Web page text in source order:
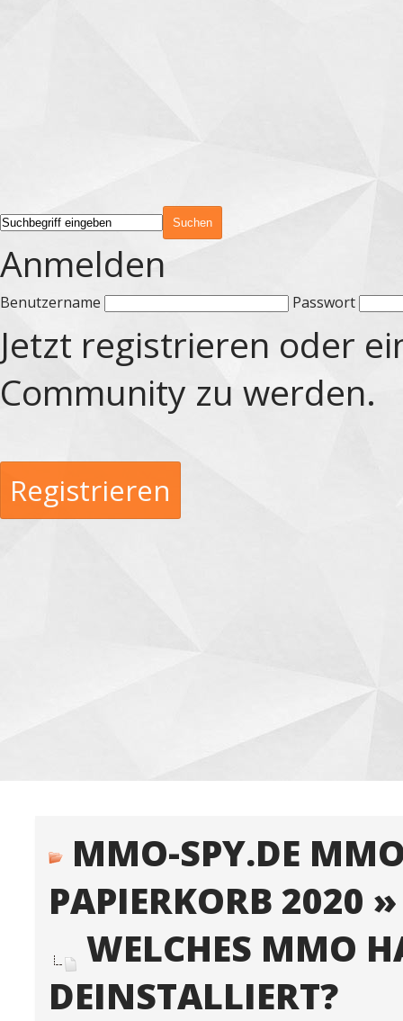
Anmelden
Benutzername Passwort
Jetzt registrieren oder
Community zu werden.
Registrieren
MMO-SPY.DE
PAPIERKORB 2020
WELCHES MMO
DEINSTALLIERT?